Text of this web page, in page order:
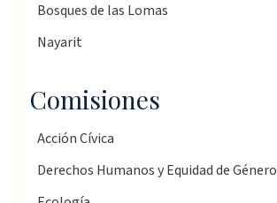
Bosques de las Lomas
Nayarit
Comisiones
Acción Cívica
Derechos Humanos y Equidad de Género